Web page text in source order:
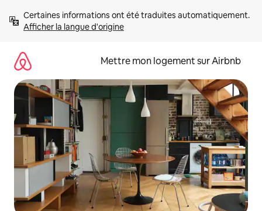
directement
Afficher la langue d'origine
Mettre mon logement sur Airbnb